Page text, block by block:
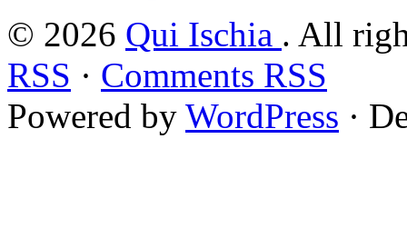
© 2026 Qui Ischia . All
RSS · Comments RSS
Powered by WordPress ·